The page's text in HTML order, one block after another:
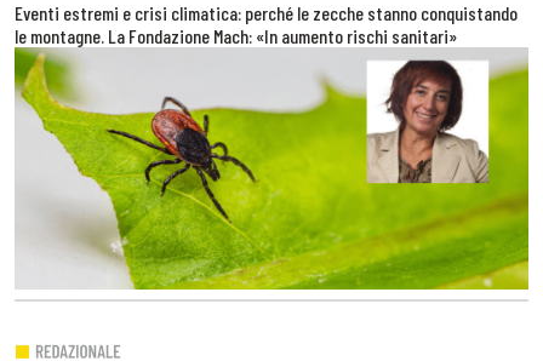
Eventi estremi e crisi climatica: perché le zecche stanno conquistando
le montagne. La Fondazione Mach: «In aumento rischi sanitari»